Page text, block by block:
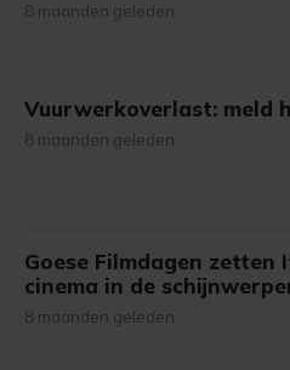
8 maanden geleden
Vuurwerkoverlast: meld
8 maanden geleden
Goese Filmdagen zetten
cinema in de
8 maanden geleden